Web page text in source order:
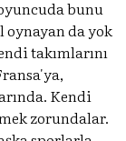
bunu
da yok
takımlarını
Kendi
zorundalar.